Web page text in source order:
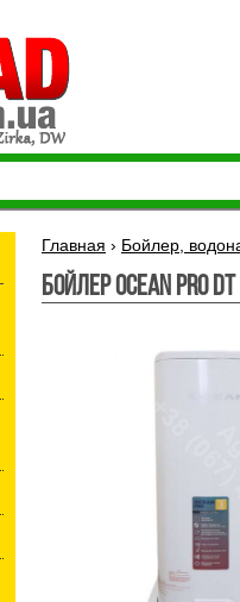
Главная › Бойлер,
Бойлер Ocean PRO